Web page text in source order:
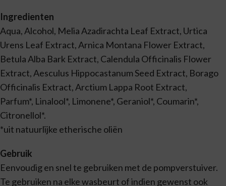
Ingredienten
Aqua, Alcohol, Melia Azadirachta Leaf Extract, Urtica
Urens Leaf Extract, Arnica Montana Flower Extract,
Betula Alba Bark Extract, Calendula Officinalis Flower
Extract, Aesculus Hippocastanum Seed Extract, Borago
Officinalis Extract, Arctium Lappa Root Extract,
Parfum*, Linalool*, Limonene*, Geraniol*, Coumarin*,
Citronellol*.
*uit natuurlijke etherische oliën
Gebruik
Eenvoudig en snel te gebruiken met de pompverstuiver.
Te gebruiken na elke wasbeurt of indien gewenst ook